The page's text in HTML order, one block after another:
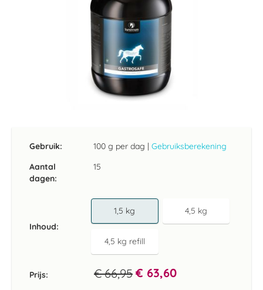
Gebruik: 100 g per dag | Gebruiksberekening
Aantal
dagen:
15
Inhoud
1,5 kg 4,5 kg
4,5 kg refill
Prijs: € 66,95 € 63,60
begin
afbeeldingen-